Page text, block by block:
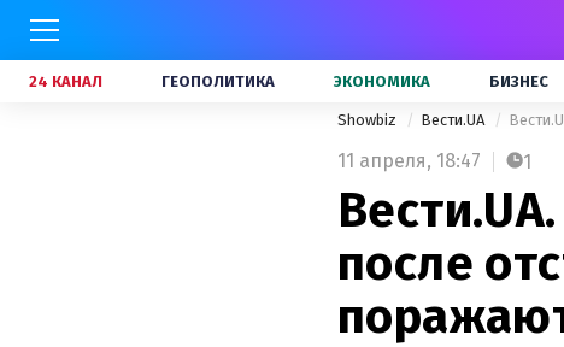
24 КАНАЛ ГЕОПОЛИТИКА ЭКОНОМИКА БИЗНЕС
Showbiz Вести.UA
11 апреля, 18:47 1
после